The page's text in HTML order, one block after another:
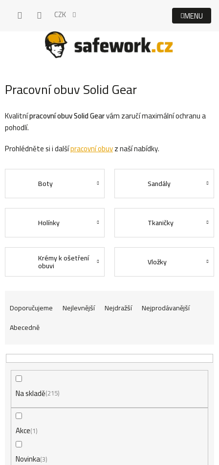
CZK
Pracovní obuv Solid Gear
Kvalitnípracovní obuv Solid Gearvám zaručí maximální ochranu a
pohodlí.
Prohlédněte si i dalšípracovní obuvz naší nabídky.
Boty Sandály
Holínky Tkaničky
Krémy k ošetření
obuvi Vložky
Ř
a
z
e
Doporučujeme Nejlevnější Nejdražší
Nejprodávanější
Abecedně
Na skladě 215
Akce 1
Novinka3